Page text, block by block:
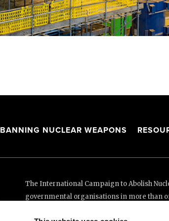
BANNING NUCLEAR WEAPONS
The International Campaign to Abolish
governmental organisations in more than